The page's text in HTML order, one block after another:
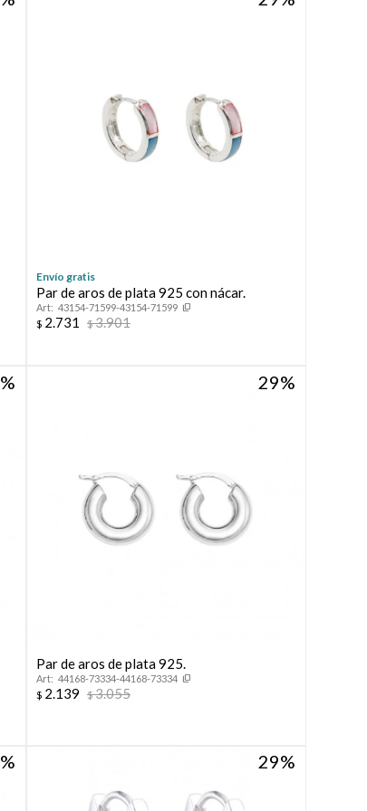
Envío gratis
Par de aros de plata 925 con nácar.
43154-71599-43154-71599
$ 2.731 $3.901
29
Par de aros de plata 925.
44168-73334-44168-73334
$ 2.139 $3.055
29